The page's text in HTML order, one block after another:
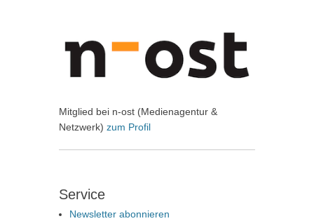
Mitglied bei n-ost (Medienagentur &
Netzwerk) zum Profil
Service
Newsletter abonnieren